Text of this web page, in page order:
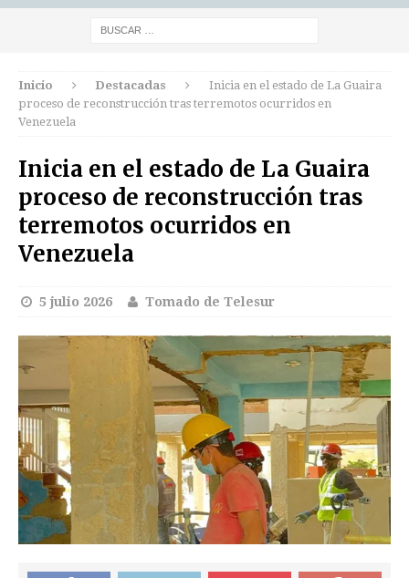
Inicio Destacadas
Inicia en el estado de La Guaira
proceso de reconstrucción tras terremotos ocurridos en
Venezuela
Inicia en el estado de La Guaira
proceso de reconstrucción tras
terremotos ocurridos en
Venezuela
5 julio 2026 Tomado de Telesur